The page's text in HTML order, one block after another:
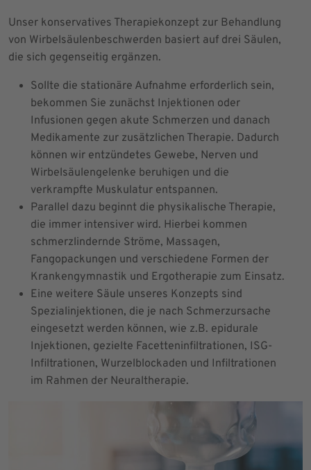
Unser konservatives Therapiekonzept zur Behandlung
von Wirbelsäulenbeschwerden basiert auf drei Säulen,
die sich gegenseitig ergänzen.
Sollte die stationäre Aufnahme erforderlich sein,
bekommen Sie zunächst Injektionen oder
Infusionen gegen akute Schmerzen und danach
Medikamente zur zusätzlichen Therapie. Dadurch
können wir entzündetes Gewebe, Nerven und
Wirbelsäulengelenke beruhigen und die
verkrampfte Muskulatur entspannen.
Parallel dazu beginnt die physikalische Therapie,
die immer intensiver wird. Hierbei kommen
schmerzlindernde Ströme, Massagen,
Fangopackungen und verschiedene Formen der
Krankengymnastik und Ergotherapie zum Einsatz.
Eine weitere Säule unseres Konzepts sind
Spezialinjektionen, die je nach Schmerzursache
eingesetzt werden können, wie z.B. epidurale
Injektionen, gezielte Facetteninfiltrationen, ISG-
Infiltrationen, Wurzelblockaden und Infiltrationen
im Rahmen der Neuraltherapie.